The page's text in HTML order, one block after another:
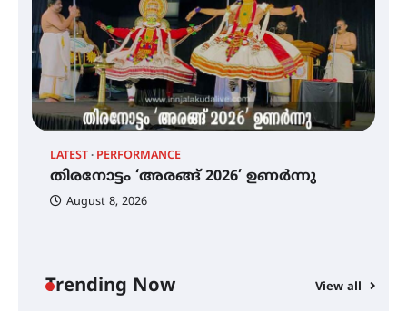
LATEST PERFORMANCE
തിരനോട്ടം ‘അരങ്ങ് 2026’ ഉണർന്നു
August 8, 2026
Trending Now View all
എം.ജി. യൂണിവേഴ്‌സിറ്റിയിൽ നിന്ന്
ഇംഗ്ളീഷ് സാഹിത്യത്തിൽ
ഡോക്ടറേറ്റ് നേടിയ എൻ. ആര്യ
ട്യുണീഷ്യൻ ചിത്രം ” ദി വോയിസ്
ഫിലിം സൊസൈറ്റി ആഗസ്റ്റ് 7
വെള്ളിയാഴ്ച സ്‌ക്രീൻ ചെയ്യുന്നു